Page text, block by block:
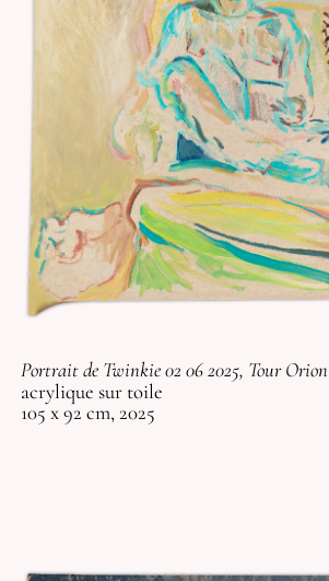
Portrait de Twinkie 02 06 2025, Tour Orion
acrylique sur toile
105 x 92 cm, 2025